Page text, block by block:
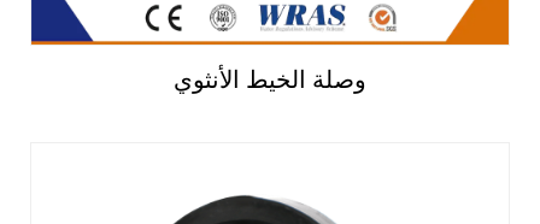
وصلة الخيط الأنثوي